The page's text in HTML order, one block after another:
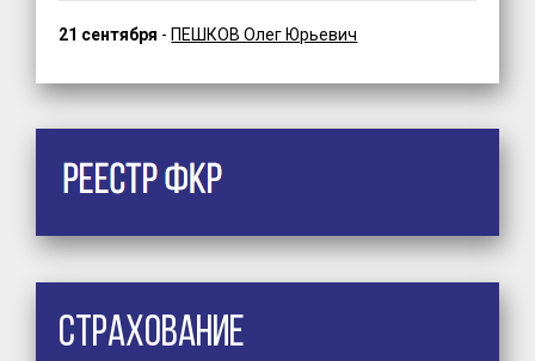
21 сентября -ПЕШКОВ Олег Юрьевич
Страхование